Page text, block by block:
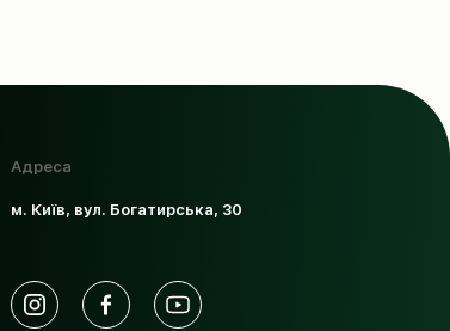
Адреса
м. Київ, вул. Богатирська, 30